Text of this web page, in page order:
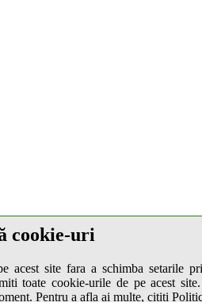
cookie-uri
acest site fara a schimba setarile
toate cookie-urile de pe acest
Pentru a afla ai multe, cititi